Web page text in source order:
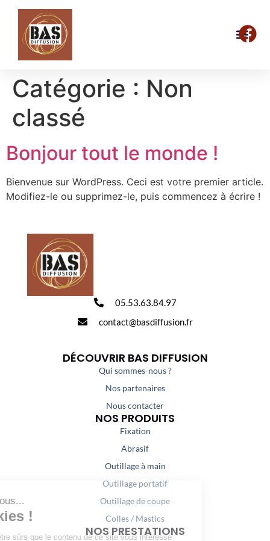
Catégorie : Non
classé
Bonjour tout le monde !
Bienvenue sur WordPress. Ceci est votre premier article.
Modifiez-le ou supprimez-le, puis commencez à écrire !
05.53.63.84.97
contact@basdiffusion.fr
DÉCOUVRIR BAS DIFFUSION
Qui sommes-nous ?
Nos partenaires
Nous contacter
NOS PRODUITS
Fixation
Abrasif
Outillage à main
Outillage portatif
Outillage de coupe
Colles / Mastics
NOS PRESTATIONS